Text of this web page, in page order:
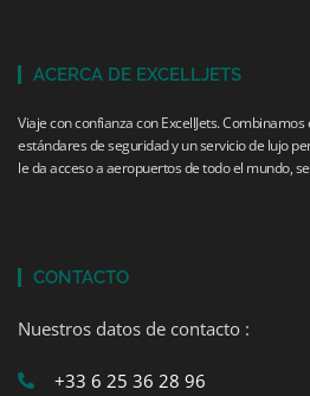
ACERCA DE EXCELLJETS
Viaje con confianza con ExcellJets.
estándares de seguridad y un servicio de lujo
le da acceso a aeropuertos de todo el mundo,
CONTACTO
Nuestros datos de contacto :
+33 6 25 36 28 96